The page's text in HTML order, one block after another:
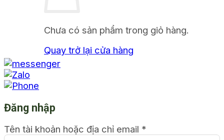
Chưa có sản phẩm trong giỏ hàng.
Quay trở lại cửa hàng
Đăng nhập
Tên tài khoản hoặc địa chỉ email *